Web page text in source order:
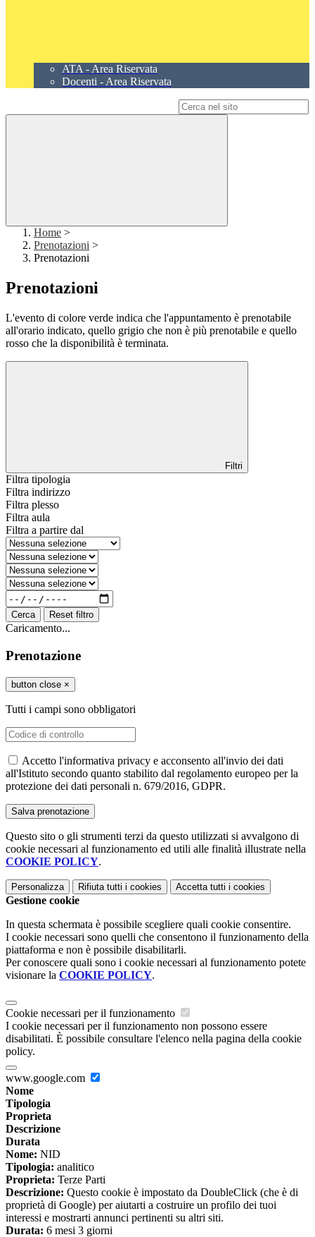
ATA - Area Riservata
Docenti - Area Riservata
Home >
Prenotazioni >
Prenotazioni
Prenotazioni
L'evento di colore verde indica che l'appuntamento è prenotabile
all'orario indicato, quello grigio che non è più prenotabile e quello
rosso che la disponibilità è terminata.
Filtri
Filtra tipologia
Filtra indirizzo
Filtra plesso
Filtra aula
Filtra a partire dal
Cerca Reset filtro
Caricamento...
Prenotazione
button close ×
Tutti i campi sono obbligatori
Accetto l'informativa privacy e acconsento all'invio dei dati
all'Istituto secondo quanto stabilito dal regolamento europeo per la
protezione dei dati personali n. 679/2016, GDPR.
Questo sito o gli strumenti terzi da questo utilizzati si avvalgono di
cookie necessari al funzionamento ed utili alle finalità illustrate nella
COOKIE POLICY.
Personalizza Rifiuta tutti i cookies Accetta tutti i cookies
Gestione cookie
In questa schermata è possibile scegliere quali cookie consentire.
I cookie necessari sono quelli che consentono il funzionamento della
piattaforma e non è possibile disabilitarli.
Per conoscere quali sono i cookie necessari al funzionamento potete
visionare la COOKIE POLICY.
Cookie necessari per il funzionamento
I cookie necessari per il funzionamento non possono essere
disabilitati. È possibile consultare l'elenco nella pagina della cookie
policy.
www.google.com
Nome
Tipologia
Proprieta
Descrizione
Durata
Nome: NID
Tipologia: analitico
Proprieta: Terze Parti
Descrizione: Questo cookie è impostato da DoubleClick (che è di
proprietà di Google) per aiutarti a costruire un profilo dei tuoi
interessi e mostrarti annunci pertinenti su altri siti.
Durata: 6 mesi 3 giorni